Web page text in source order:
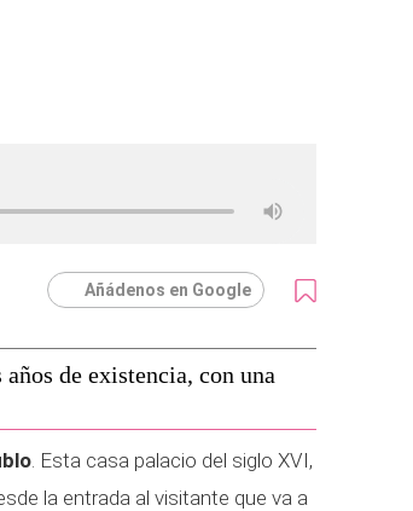
Añádenos en Google
de existencia, con una
. Esta casa palacio del siglo XVI,
la entrada al visitante que va a